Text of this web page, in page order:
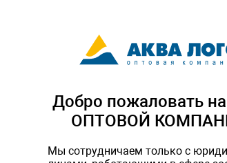
Добро пожаловать
ОПТОВОЙ
Мы сотрудничаем только с